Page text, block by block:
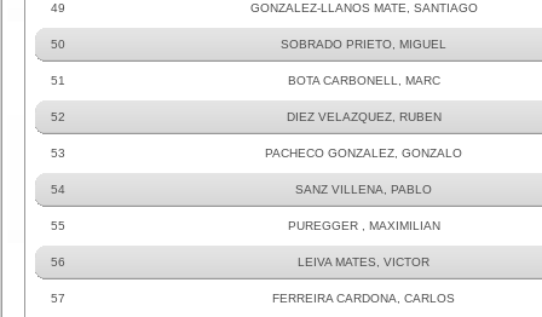
49 GONZALEZ-LLANOS MATE, SANTIAGO
50 SOBRADO PRIETO, MIGUEL
51 BOTA CARBONELL, MARC
52 DIEZ VELAZQUEZ, RUBEN
53 PACHECO GONZALEZ, GONZALO
54 SANZ VILLENA, PABLO
55 PUREGGER , MAXIMILIAN
56 LEIVA MATES, VICTOR
57 FERREIRA CARDONA, CARLOS